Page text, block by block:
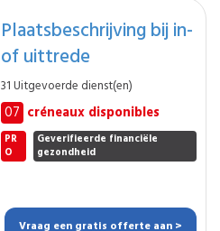
Plaatsbeschrijving bij in-
of uittrede
31 Uitgevoerde dienst(en)
07 créneaux disponibles
PR
O
Geverifieerde financiële
gezondheid
Vraag een gratis offerte aan >